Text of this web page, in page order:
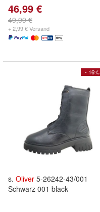
46,99 €
49,99 €
+ 2,99 € Versand
- 16%
s. Oliver 5-26242-43/001
Schwarz 001 black